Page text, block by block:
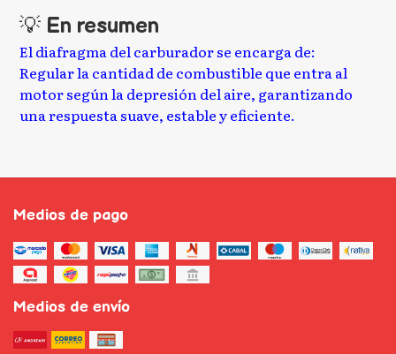
💡 En resumen
El diafragma del carburador se encarga de:
Regular la cantidad de combustible que entra al
motor según la depresión del aire, garantizando
una respuesta suave, estable y eficiente.
Medios de pago
Medios de envío